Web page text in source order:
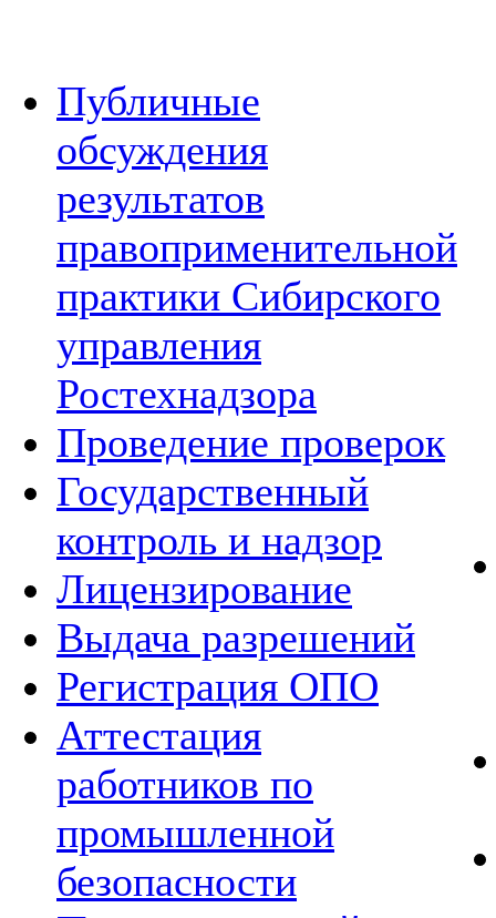
Публичные
обсуждения
результатов
правоприменительной
практики Сибирского
управления
Ростехнадзора
Проведение проверок
Государственный
контроль и надзор
Лицензирование
Выдача разрешений
Регистрация ОПО
Аттестация
работников по
промышленной
безопасности